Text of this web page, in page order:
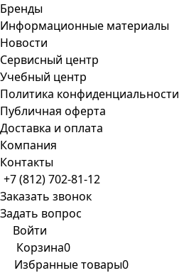
Бренды
Информационные материалы
Новости
Сервисный центр
Учебный центр
Политика конфиденциальности
Публичная оферта
Доставка и оплата
Компания
Контакты
+7 (812) 702-81-12
Заказать звонок
Задать вопрос
Войти
Корзина0
Избранные товары0